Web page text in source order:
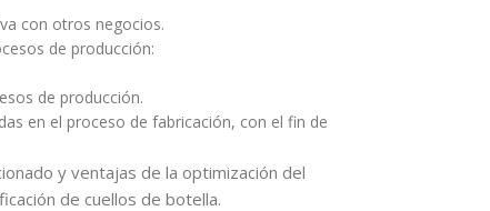
con otros negocios.
de producción:
de producción.
en el proceso de fabricación, con el fin de
y ventajas de la optimización del
de cuellos de botella.